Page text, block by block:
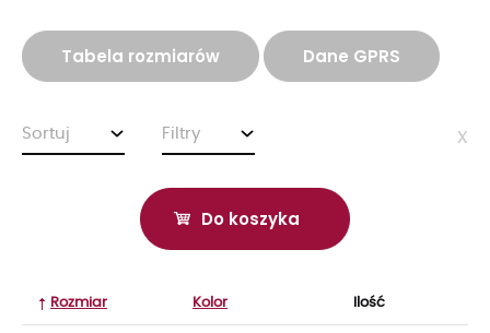
Tabela rozmiarów Dane GPRS
Sortuj Filtry x
Do koszyka
Rozmiar Kolor Ilość